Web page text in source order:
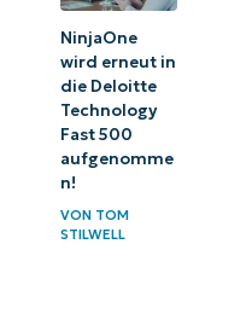
NinjaOne
wird erneut in
die Deloitte
Technology
Fast 500
aufgenomme
n!
VON TOM
STILWELL